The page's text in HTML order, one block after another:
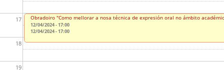
17
18
19
Obradoiro "Como mellorar a nosa técnica de expresión oral no ámbito
12/04/2024 - 17:00
12/04/2024 - 17:00